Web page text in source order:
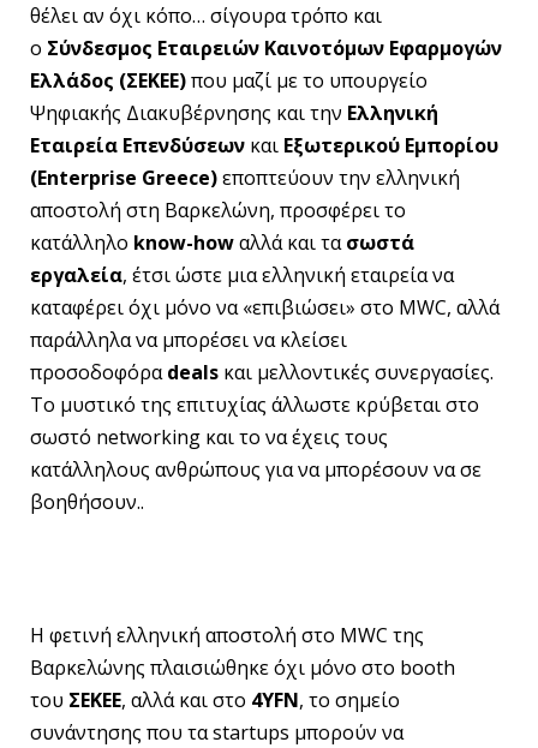
θέλει αν όχι κόπο… σίγουρα τρόπο και
ο Σύνδεσμος Εταιρειών Καινοτόμων Εφαρμογών
Ελλάδος (ΣΕΚΕΕ)που μαζί με το υπουργείο
Ψηφιακής Διακυβέρνησης και την Ελληνική
Εταιρεία Επενδύσεων και Εξωτερικού Εμπορίου
(Enterprise Greece)εποπτεύουν την ελληνική
αποστολή στη Βαρκελώνη, προσφέρει το
κατάλληλο know-howαλλά και τασωστά
εργαλεία, έτσι ώστε μια ελληνική εταιρεία να
καταφέρει όχι μόνο να «επιβιώσει» στο MWC, αλλά
παράλληλα να μπορέσει να κλείσει
προσοδοφόραdeals και μελλοντικές συνεργασίες.
Το μυστικό της επιτυχίας άλλωστε κρύβεται στο
σωστό networking και το να έχεις τους
κατάλληλους ανθρώπους για να μπορέσουν να σε
βοηθήσουν..
Η φετινή ελληνική αποστολή στο MWC της
Βαρκελώνης πλαισιώθηκε όχι μόνο στο booth
του ΣΕΚΕΕ, αλλά και στο 4YFN, το σημείο
συνάντησης που τα startups μπορούν να